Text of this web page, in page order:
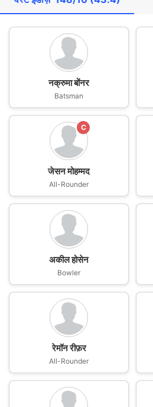
नक्रुमा बोंनर
Batsman
C
जेसन मोहम्मद
All-Rounder
अकील होसेन
Bowler
रेमॉन रीफ़र
All-Rounder